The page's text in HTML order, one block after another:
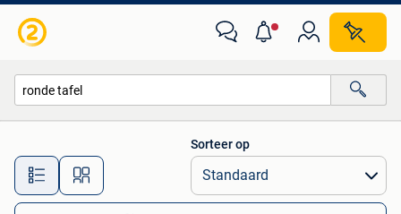
Alle afstanden…
Sorteer op